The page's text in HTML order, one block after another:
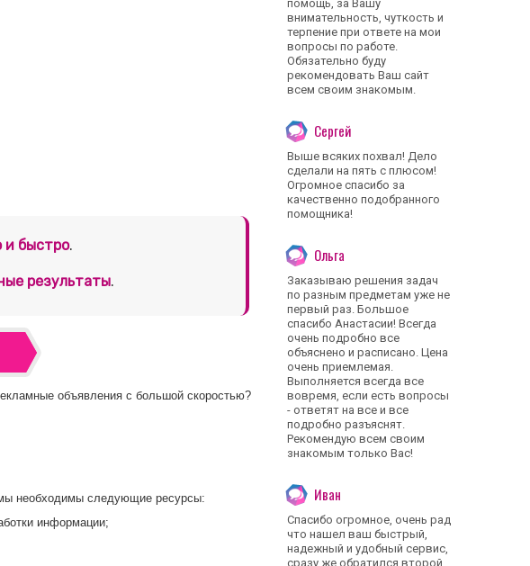
и быстро.
результаты.
объявления с большой скоростью?
необходимы следующие ресурсы:
информации;
помощь, за Вашу
внимательность, чуткость и
терпение при ответе на мои
вопросы по работе.
Обязательно буду
рекомендовать Ваш сайт
всем своим знакомым.
Сергей
Выше всяких похвал! Дело
сделали на пять с плюсом!
Огромное спасибо за
качественно подобранного
помощника!
Ольга
Заказываю решения задач
по разным предметам уже не
первый раз. Большое
спасибо Анастасии! Всегда
очень подробно все
объяснено и расписано. Цена
очень приемлемая.
Выполняется всегда все
вовремя, если есть вопросы
- ответят на все и все
подробно разъяснят.
Рекомендую всем своим
знакомым только Вас!
Иван
Спасибо огромное, очень рад
что нашел ваш быстрый,
надежный и удобный сервис,
сразу же обратился второй